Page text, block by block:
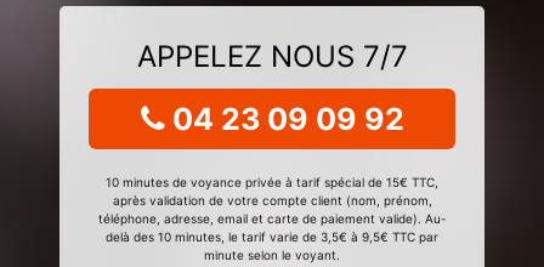
APPELEZ NOUS 7/7
04 23 09 09 92
10 minutes de voyance privée à tarif spécial de 15€ TTC,
après validation de votre compte client (nom, prénom,
téléphone, adresse, email et carte de paiement valide). Au-
delà des 10 minutes, le tarif varie de 3,5€ à 9,5€ TTC par
minute selon le voyant.